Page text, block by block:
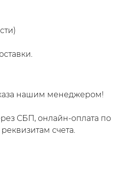
нашим менеджером!
СБП, онлайн-оплата по
счета.